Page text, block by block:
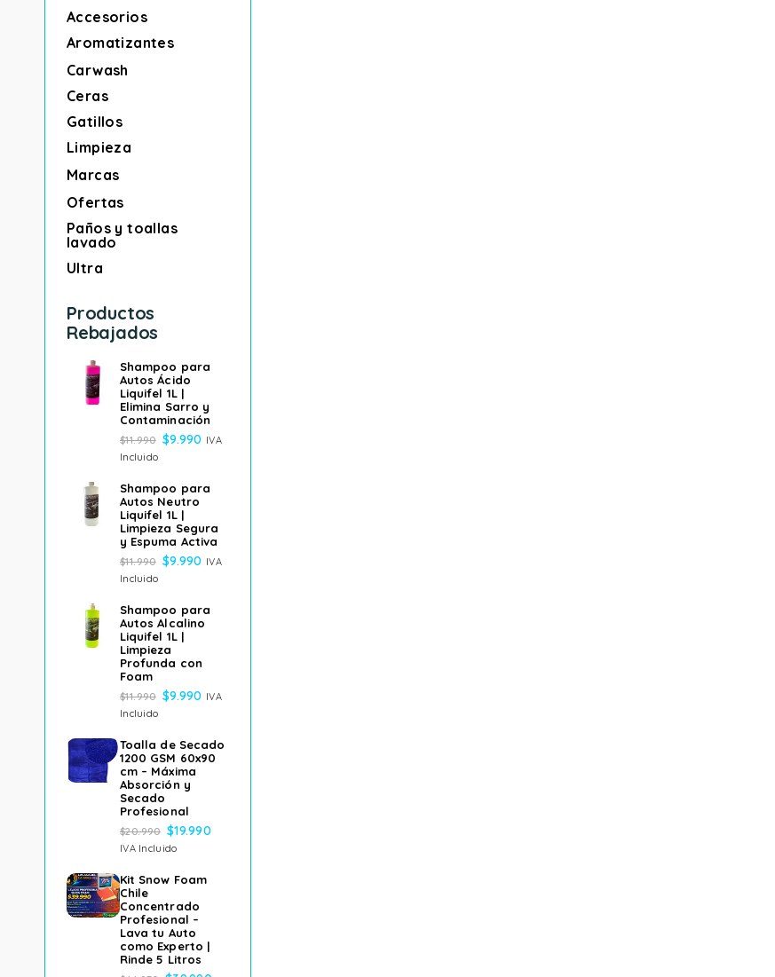
Accesorios
Aromatizantes
Carwash
Ceras
Gatillos
Limpieza
Marcas
Ofertas
Paños y toallas
lavado
Ultra
Productos
Rebajados
Shampoo para
Autos Ácido
Liquifel 1L |
Elimina Sarro y
Contaminación
$11.990 $9.990 IVA
Incluido
Shampoo para
Autos Neutro
Liquifel 1L |
Limpieza Segura
y Espuma Activa
$11.990 $9.990 IVA
Incluido
Shampoo para
Autos Alcalino
Liquifel 1L |
Limpieza
Profunda con
Foam
$11.990 $9.990 IVA
Incluido
Toalla de Secado
1200 GSM 60x90
cm – Máxima
Absorción y
Secado
Profesional
$20.990 $19.990
IVA Incluido
Kit Snow Foam
Chile
Concentrado
Profesional –
Lava tu Auto
como Experto |
Rinde 5 Litros